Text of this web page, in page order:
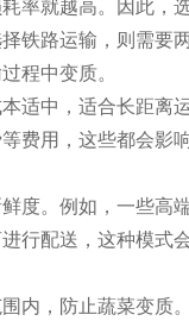
率就越高。因此，
铁路运输，则需要
程中变质。
适中，适合长距离
费用，这些都会影
度。例如，一些高
行配送，这种模式
内，防止蔬菜变质